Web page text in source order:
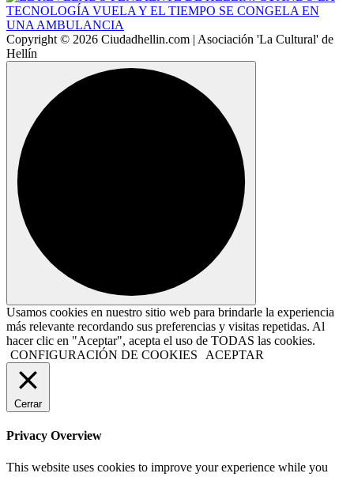
Copyright © 2026 Ciudadhellin.com | Asociación 'La Cultural' de
Hellín
Usamos cookies en nuestro sitio web para brindarle la experiencia
más relevante recordando sus preferencias y visitas repetidas. Al
hacer clic en "Aceptar", acepta el uso de TODAS las cookies.
CONFIGURACIÓN DE COOKIES
ACEPTAR
Cerrar
Privacy Overview
This website uses cookies to improve your experience while you